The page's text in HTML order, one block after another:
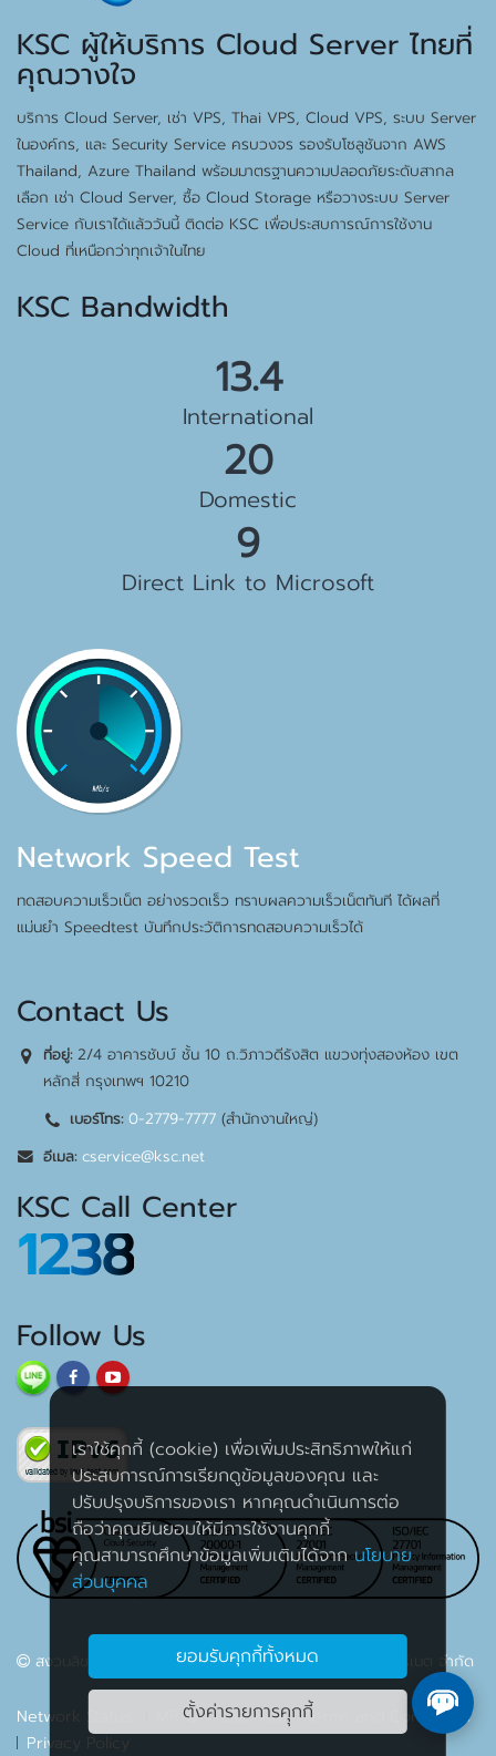
KSC ผู้ให้บริการ Cloud Server ไทยที่
คุณวางใจ
บริการ Cloud Server, เช่า VPS, Thai VPS, Cloud VPS, ระบบ Server
ในองค์กร, และ Security Service ครบวงจร รองรับโซลูชันจาก AWS
Thailand, Azure Thailand พร้อมมาตรฐานความปลอดภัยระดับสากล
เลือก เช่า Cloud Server, ซื้อ Cloud Storage หรือวางระบบ Server
Service กับเราได้แล้ววันนี้ ติดต่อ KSC เพื่อประสบการณ์การใช้งาน
Cloud ที่เหนือกว่าทุกเจ้าในไทย
KSC Bandwidth
15.5 Gbps
International
23 Gbps
Domestic
10 Gbps
Direct Link to Microsoft
Network Speed Test
ทดสอบความเร็วเน็ต อย่างรวดเร็ว ทราบผลความเร็วเน็ตทันที ได้ผลที่
แม่นยำ Speedtest บันทึกประวัติการทดสอบความเร็วได้
Contact Us
ที่อยู่:2/4 อาคารชับบ์ ชั้น 10 ถ.วิภาวดีรังสิต แขวงทุ่งสองห้อง เขต
หลักสี่ กรุงเทพฯ 10210
เบอร์โทร: 0-2779-7777 (สำนักงานใหญ่)
อีเมล: cservice@ksc.net
KSC Call Center
1238
Follow Us
สงวนลิขสิทธิ์ 2563 บริษัท เค เอส ซี คอมเมอร์เชียล อินเตอร์เนต จำกัด
Network Status MRTG Sitemap
Terms and Conditions
Privacy Policy
เราใช้คุกกี้ (cookie) เพื่อเพิ่มประสิทธิภาพให้แก่
ประสบการณ์การเรียกดูข้อมูลของคุณ และ
ปรับปรุงบริการของเรา หากคุณดำเนินการต่อ
ถือว่าคุณยินยอมให้มีการใช้งานคุกกี้
คุณสามารถศึกษาข้อมูลเพิ่มเติมได้จากนโยบาย
ส่วนบุคคล
ยอมรับคุกกี้ทั้งหมด
ตั้งค่ารายการคุุกกี้